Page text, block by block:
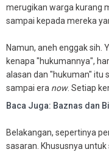
merugikan warga kurang
sampai kepada mereka
Namun, aneh enggak sih.
kenapa "hukumannya",
alasan dan "hukuman" itu
sampai era now. Setiap
Baca Juga: Baznas dan
Belakangan, sepertinya
sasaran. Khususnya